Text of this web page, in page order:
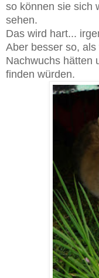
so können sie sich
sehen.
Das wird hart...
Aber besser so,
Nachwuchs hätten
finden würden.